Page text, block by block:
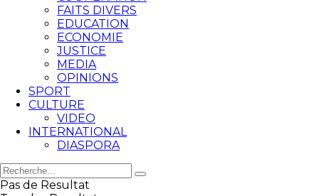
FAITS DIVERS
EDUCATION
ECONOMIE
JUSTICE
MEDIA
OPINIONS
SPORT
CULTURE
VIDEO
INTERNATIONAL
DIASPORA
Pas de Resultat